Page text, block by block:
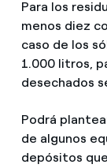
Para los
menos diez
caso de los
1.000 litros,
desechados
Podrá
de algunos
depósitos